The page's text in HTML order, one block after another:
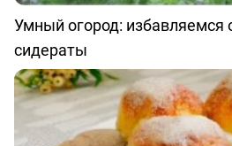
Умный огород: избавляемся
сидераты